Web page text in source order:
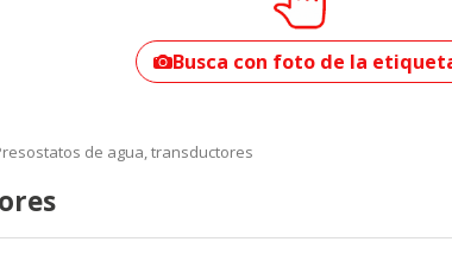
Busca con foto de la
de agua, transductores